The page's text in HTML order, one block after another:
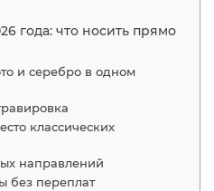
года: что носить прямо
и серебро в одном
классических
направлений
без переплат